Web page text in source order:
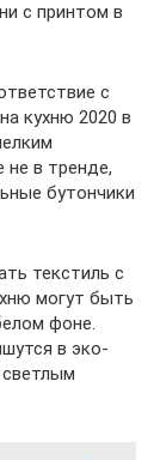
с принтом в
с
кухню 2020 в
в тренде,
бутончики
текстиль с
могут быть
фоне.
в эко-